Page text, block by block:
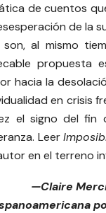
de cuentos
de la
al mismo
propuesta
hacia la
en crisis
el signo del fin
Leer
en el terreno
—Claire